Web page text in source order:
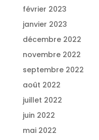
février 2023
janvier 2023
décembre 2022
novembre 2022
septembre 2022
août 2022
juillet 2022
juin 2022
mai 2022